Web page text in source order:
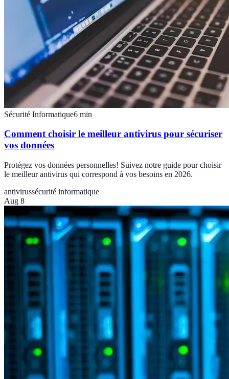
Sécurité Informatique6 min
Comment choisir le meilleur antivirus pour sécuriser
vos données
Protégez vos données personnelles! Suivez notre guide pour choisir
le meilleur antivirus qui correspond à vos besoins en 2026.
antivirussécurité informatique
Aug 8